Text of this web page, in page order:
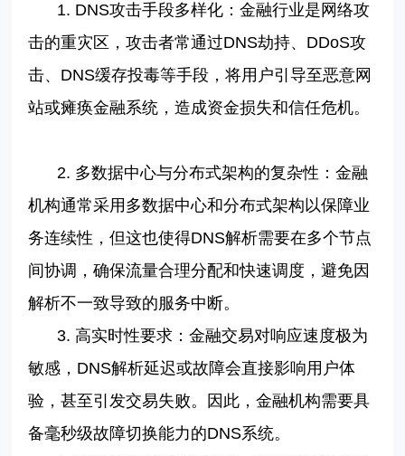
1. DNS攻击手段多样化：金融行业是网络攻
击的重灾区，攻击者常通过DNS劫持、 DDoS攻
击、 DNS缓存投毒等手段，将用户引导至恶意网
站或瘫痪金融系统，造成资金损失和信任危机。
2. 多数据中心与分布式架构的复杂性：金融
机构通常采用多数据中心和分布式架构以保障业
务连续性，但这也使得DNS解析需要在多个节点
间协调，确保流量合理分配和快速调度，避免因
解析不一致导致的服务中断。
3.高实时性要求：金融交易对响应速度极为
敏感， DNS解析延迟或故障会直接影响用户体
验，甚至引发交易失败。因此，金融机构需要具
备毫秒级故障切换能力的DNS系统。